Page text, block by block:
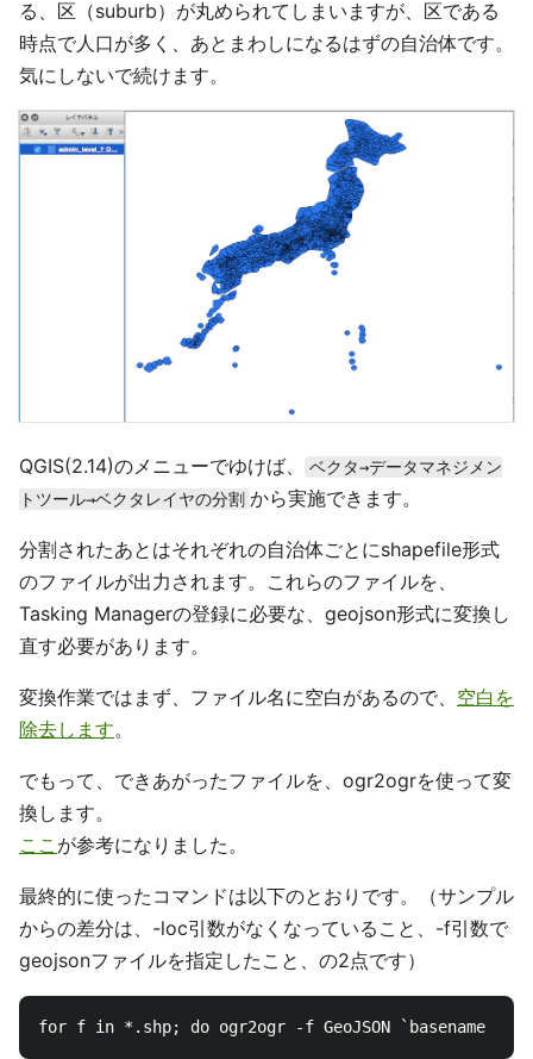
る、区（suburb）が丸められてしまいますが、区である
時点で人口が多く、あとまわしになるはずの自治体です。
気にしないで続けます。
QGIS(2.14)のメニューでゆけば、
ベクタ→データマネジメン
トツール→ベクタレイヤの分割 から実施できます。
分割されたあとはそれぞれの自治体ごとにshapefile形式
のファイルが出力されます。これらのファイルを、
Tasking Managerの登録に必要な、geojson形式に変換し
直す必要があります。
変換作業ではまず、ファイル名に空白があるので、 空白を
除去します。
でもって、できあがったファイルを、ogr2ogrを使って変
換します。
ここ が参考になりました。
最終的に使ったコマンドは以下のとおりです。（サンプル
からの差分は、-loc引数がなくなっていること、-f引数で
geojsonファイルを指定したこと、の2点です）